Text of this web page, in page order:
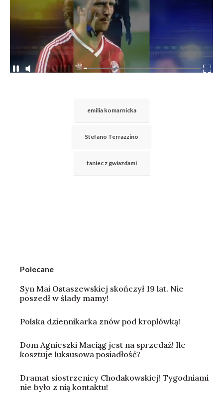
emilia komarnicka
Stefano Terrazzino
taniec z gwiazdami
Polecane
Syn Mai Ostaszewskiej skończył 19 lat. Nie
poszedł w ślady mamy!
Polska dziennikarka znów pod kroplówką!
Dom Agnieszki Maciąg jest na sprzedaż! Ile
kosztuje luksusowa posiadłość?
Dramat siostrzenicy Chodakowskiej! Tygodniami
nie było z nią kontaktu!